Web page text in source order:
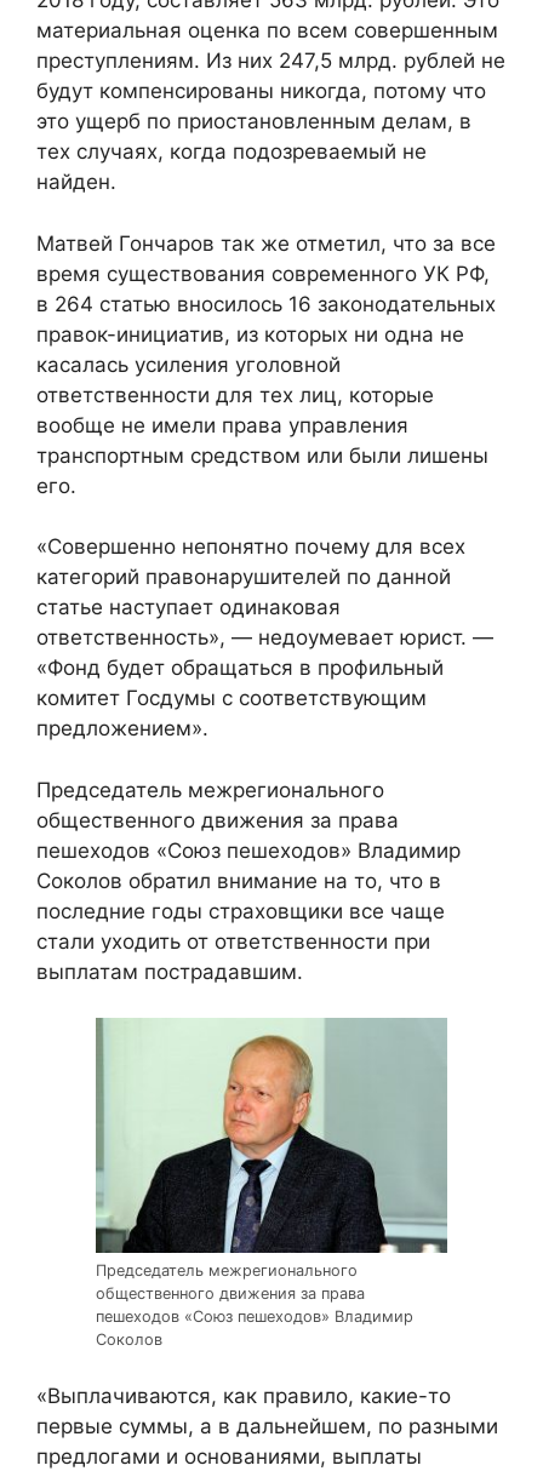
материальная оценка по всем совершенным
преступлениям. Из них 247,5 млрд. рублей не
будут компенсированы никогда, потому что
это ущерб по приостановленным делам, в
тех случаях, когда подозреваемый не
найден.
Матвей Гончаров так же отметил, что за все
время существования современного УК РФ,
в 264 статью вносилось 16 законодательных
правок-инициатив, из которых ни одна не
касалась усиления уголовной
ответственности для тех лиц, которые
вообще не имели права управления
транспортным средством или были лишены
его.
«Совершенно непонятно почему для всех
категорий правонарушителей по данной
статье наступает одинаковая
ответственность», — недоумевает юрист. —
«Фонд будет обращаться в профильный
комитет Госдумы с соответствующим
предложением».
Председатель межрегионального
общественного движения за права
пешеходов «Союз пешеходов» Владимир
Соколов обратил внимание на то, что в
последние годы страховщики все чаще
стали уходить от ответственности при
выплатам пострадавшим.
Председатель межрегионального
общественного движения за права
пешеходов «Союз пешеходов» Владимир
Соколов
«Выплачиваются, как правило, какие-то
первые суммы, а в дальнейшем, по разными
предлогами и основаниями, выплаты